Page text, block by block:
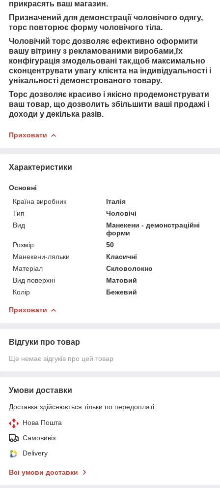
прикрасять ваш магазин.
Призначений для демонстрації чоловічого одягу,
торс повторює форму чоловічого тіла.
Чоловічий торс дозволяє ефективно оформити
вашу вітрину з рекламованими виробами,їх
конфігурація змодельовані так,щоб максимально
сконцентрувати увагу клієнта на індивідуальності і
унікальності демонстрованого товару.
Торс дозволяє красиво і якісно продемонструвати
ваш товар, що дозволить збільшити ваші продажі і
доходи у декілька разів.
Приховати
Характеристики
Основні
Країна виробник
Італія
Тип
Чоловічі
Вид
Манекени - демонстраційні
форми
Розмір
50
Манекени-ляльки
Класичні
Матеріал
Скловолокно
Вид поверхні
Матовий
Колір
Бежевий
Приховати
Відгуки про товар
Ще немає відгуків про цей товар
Умови доставки
Доставка здійснюється тільки по передоплаті.
Нова Пошта
Самовивіз
Delivery
Всі умови доставки